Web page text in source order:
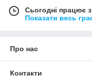
Сьогодні працює
Показати весь
Про нас
Контакти